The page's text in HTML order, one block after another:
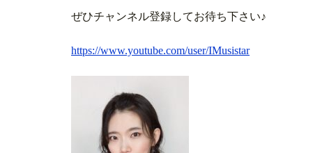
ぜひチャンネル登録してお待ち下さい♪
https://www.youtube.com/user/IMusistar